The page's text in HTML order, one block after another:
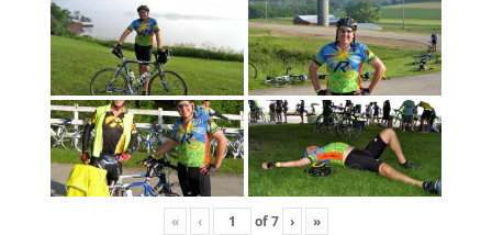
« ‹ of7 › »